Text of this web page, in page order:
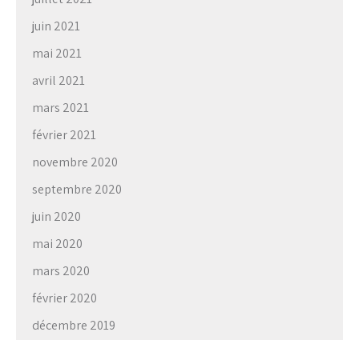
juin 2021
mai 2021
avril 2021
mars 2021
février 2021
novembre 2020
septembre 2020
juin 2020
mai 2020
mars 2020
février 2020
décembre 2019